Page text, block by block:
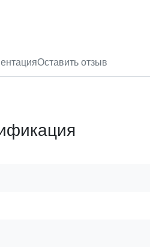
Оставить отзыв